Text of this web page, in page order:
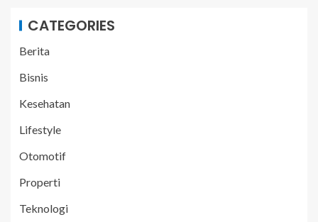
CATEGORIES
Berita
Bisnis
Kesehatan
Lifestyle
Otomotif
Properti
Teknologi